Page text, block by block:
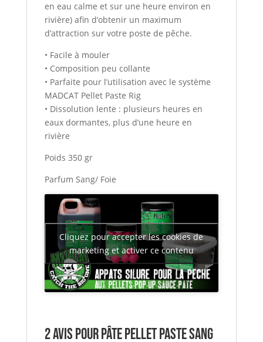
en eau calme et sur une heure environ en
rivière) afin d’obtenir un maximum
d’attraction sur votre poste de pêche.
• Facile à mouler
• Composition peu collante
• Parfaite pour l’utilisation avec le système
MADCAT Pellet Paste Rig
• Dissolution lente : plusieurs heures en
eaux dormantes, plus d’une heure en
rivière
Poids 350 gr
Parfum Sang/ Foie
Cliquez pour accepter les cookies de
marketing et activer ce contenu
2 avis pourPâte Pellet Paste sang